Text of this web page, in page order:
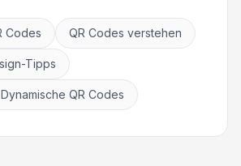
Codes QR Codes verstehen
Tipps
QR Codes